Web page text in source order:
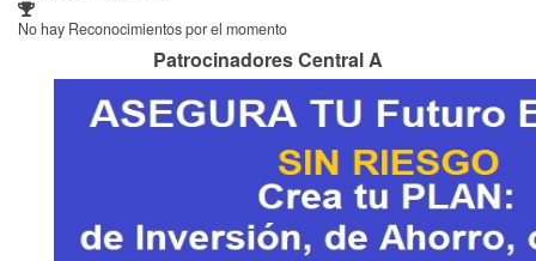
No hay Reconocimientos por el momento
Patrocinadores Central A